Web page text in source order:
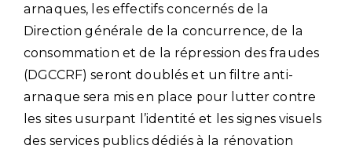
arnaques, les effectifs concernés de la
Direction générale de la concurrence, de la
consommation et de la répression des fraudes
(DGCCRF) seront doublés et un filtre anti-
arnaque sera mis en place pour lutter contre
les sites usurpant l’identité et les signes visuels
des services publics dédiés à la rénovation